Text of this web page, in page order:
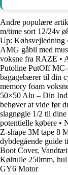
Andre populære
m/time sort 12/24v
Up: Købsvejledning
AMG gåbil med
voksne fra RAZE •
Putoline PutOff
bagagebærer til din
memory foam
50×50 Alu – Din
behøver at vide før
slagnøgle 1/2 til
potentielle købere •
Z-shape 3M tape 8
dybdegående guide
Boot Cover,
Kølrulle 250mm,
GY6 Motor